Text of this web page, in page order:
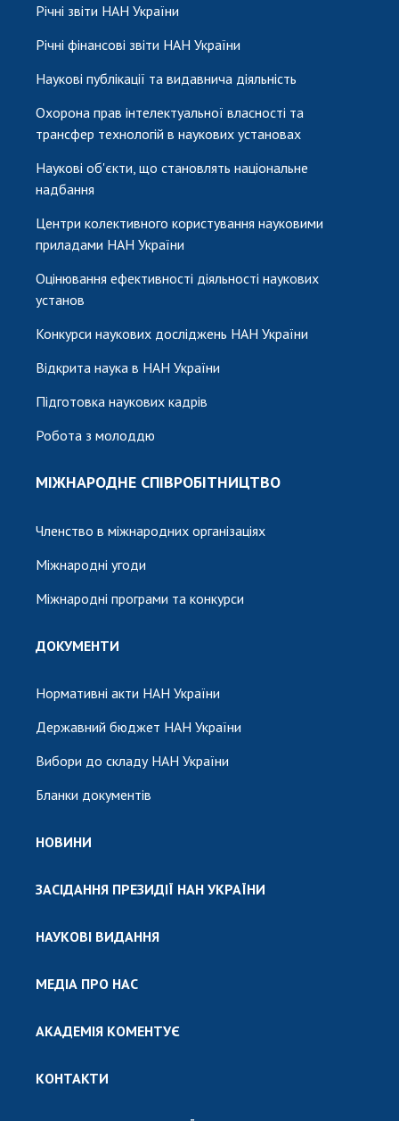
Річні звіти НАН України
Річні фінансові звіти НАН України
Наукові публікації та видавнича діяльність
Охорона прав інтелектуальної власності та
трансфер технологій в наукових установах
Наукові об'єкти, що становлять національне
надбання
Центри колективного користування науковими
приладами НАН України
Оцінювання ефективності діяльності наукових
установ
Конкурси наукових досліджень НАН України
Відкрита наука в НАН України
Підготовка наукових кадрів
Робота з молоддю
МІЖНАРОДНЕ СПІВРОБІТНИЦТВО
Членство в міжнародних організаціях
Міжнародні угоди
Міжнародні програми та конкурси
ДОКУМЕНТИ
Нормативні акти НАН України
Державний бюджет НАН України
Вибори до складу НАН України
Бланки документів
НОВИНИ
ЗАСІДАННЯ ПРЕЗИДІЇ НАН УКРАЇНИ
НАУКОВІ ВИДАННЯ
МЕДІА ПРО НАС
АКАДЕМІЯ КОМЕНТУЄ
КОНТАКТИ